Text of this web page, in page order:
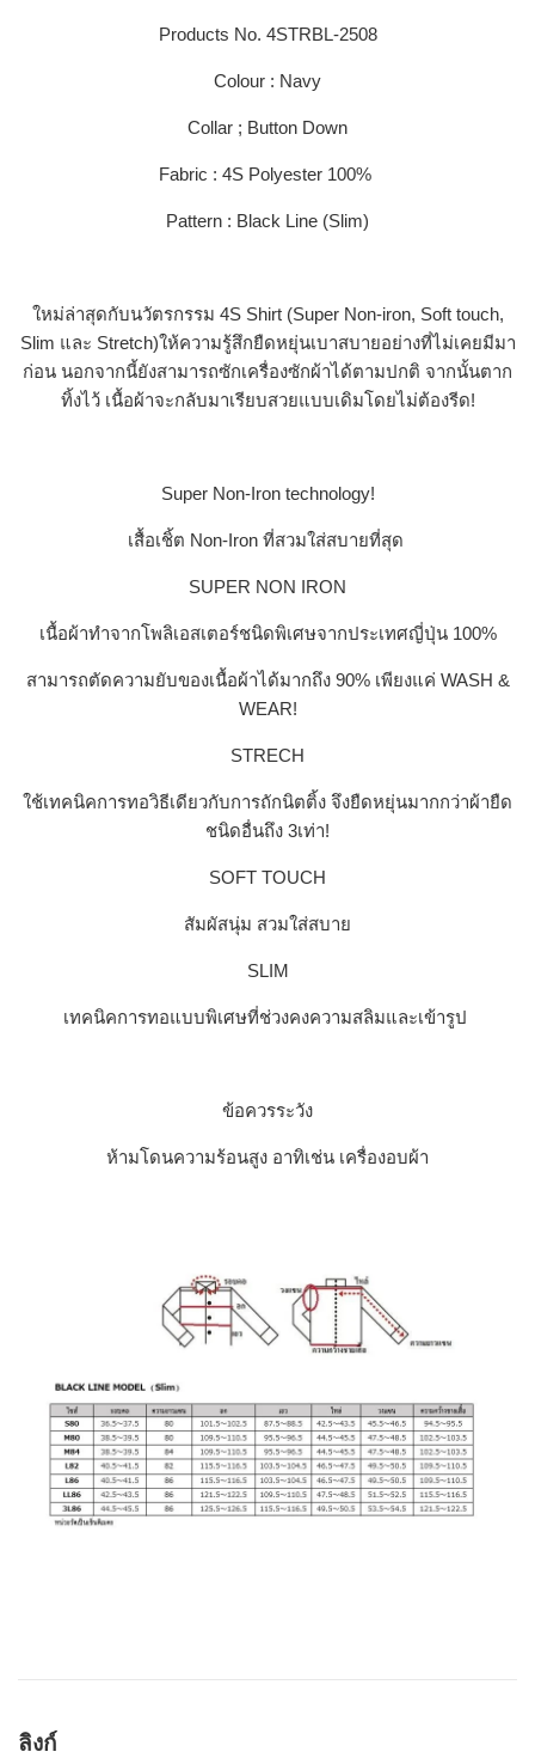
Products No. 4STRBL-2508
Colour : Navy
Collar ; Button Down
Fabric : 4S Polyester 100%
Pattern : Black Line (Slim)
ใหม่ล่าสุดกับนวัตรกรรม 4S Shirt (Super Non-iron, Soft touch,
Slim และ Stretch)ให้ความรู้สึกยืดหยุ่นเบาสบายอย่างที่ไม่เคยมีมา
ก่อน นอกจากนี้ยังสามารถซักเครื่องซักผ้าได้ตามปกติ จากนั้นตาก
ทิ้งไว้ เนื้อผ้าจะกลับมาเรียบสวยแบบเดิมโดยไม่ต้องรีด!
Super Non-Iron technology!
เสื้อเชิ้ต Non-Iron ที่สวมใส่สบายที่สุด
SUPER NON IRON
เนื้อผ้าทำจากโพลิเอสเตอร์ชนิดพิเศษจากประเทศญี่ปุ่น 100%
สามารถตัดความยับของเนื้อผ้าได้มากถึง 90% เพียงแค่ WASH &
WEAR!
STRECH
ใช้เทคนิคการทอวิธีเดียวกับการถักนิตติ้ง จึงยืดหยุ่นมากกว่าผ้ายืด
ชนิดอื่นถึง 3เท่า!
SOFT TOUCH
สัมผัสนุ่ม สวมใส่สบาย
SLIM
เทคนิคการทอแบบพิเศษที่ช่วงคงความสลิมและเข้ารูป
ข้อควรระวัง
ห้ามโดนความร้อนสูง อาทิเช่น เครื่องอบผ้า
ลิงก์